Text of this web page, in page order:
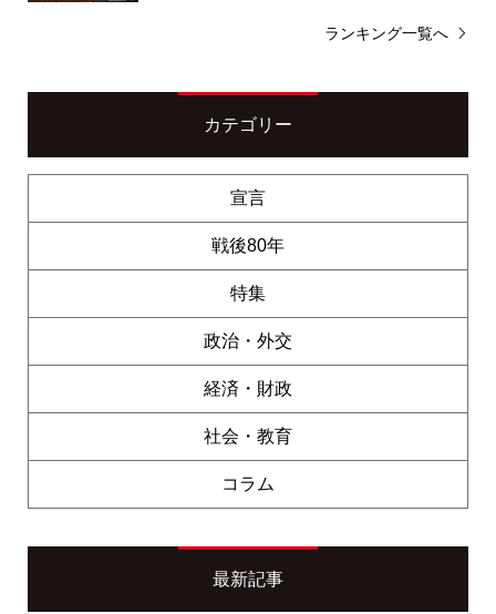
ランキング一覧へ
カテゴリー
宣言
戦後80年
特集
政治・外交
経済・財政
社会・教育
コラム
最新記事